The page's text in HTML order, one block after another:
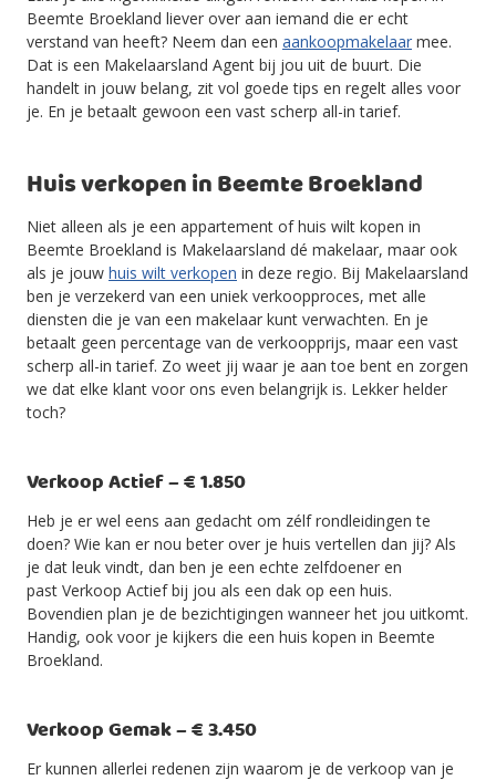
Beemte Broekland liever over aan iemand die er echt
verstand van heeft? Neem dan een aankoopmakelaar mee.
Dat is een Makelaarsland Agent bij jou uit de buurt. Die
handelt in jouw belang, zit vol goede tips en regelt alles voor
je. En je betaalt gewoon een vast scherp all-in tarief.
Huis verkopen in Beemte Broekland
Niet alleen als je een appartement of huis wilt kopen in
Beemte Broekland is Makelaarsland dé makelaar, maar ook
als je jouw huis wilt verkopen in deze regio. Bij Makelaarsland
ben je verzekerd van een uniek verkoopproces, met alle
diensten die je van een makelaar kunt verwachten. En je
betaalt geen percentage van de verkoopprijs, maar een vast
scherp all-in tarief. Zo weet jij waar je aan toe bent en zorgen
we dat elke klant voor ons even belangrijk is. Lekker helder
toch?
Verkoop Actief – € 1.850
Heb je er wel eens aan gedacht om zélf rondleidingen te
doen? Wie kan er nou beter over je huis vertellen dan jij? Als
je dat leuk vindt, dan ben je een echte zelfdoener en
past Verkoop Actief bij jou als een dak op een huis.
Bovendien plan je de bezichtigingen wanneer het jou uitkomt.
Handig, ook voor je kijkers die een huis kopen in Beemte
Broekland.
Verkoop Gemak – € 3.450
Er kunnen allerlei redenen zijn waarom je de verkoop van je